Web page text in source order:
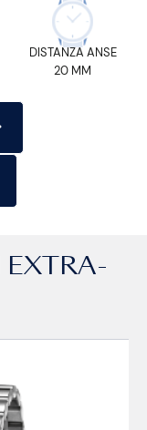
DISTANZA ANSE
20 MM
EXTRA-